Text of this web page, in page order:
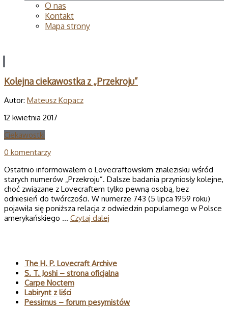
O nas
Kontakt
Mapa strony
Kolejna ciekawostka z „Przekroju”
Autor: Mateusz Kopacz
12 kwietnia 2017
Ciekawostki
0 komentarzy
Ostatnio informowałem o Lovecraftowskim znalezisku wśród
starych numerów „Przekroju”. Dalsze badania przyniosły kolejne,
choć związane z Lovecraftem tylko pewną osobą, bez
odniesień do twórczości. W numerze 743 (5 lipca 1959 roku)
pojawiła się poniższa relacja z odwiedzin popularnego w Polsce
amerykańskiego … Czytaj dalej
The H. P. Lovecraft Archive
S. T. Joshi – strona oficjalna
Carpe Noctem
Labirynt z liści
Pessimus – forum pesymistów